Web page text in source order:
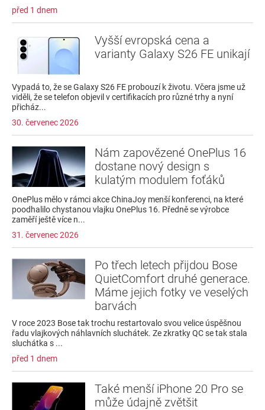
před 1 dnem
Vyšší evropská cena a
varianty Galaxy S26 FE unikají
Vypadá to, že se Galaxy S26 FE probouzí k životu. Včera jsme už
viděli, že se telefon objevil v certifikacích pro různé trhy a nyní
přicház...
30. červenec 2026
Nám zapovězené OnePlus 16
dostane nový design s
kulatým modulem foťáků
OnePlus mělo v rámci akce ChinaJoy menší konferenci, na které
poodhalilo chystanou vlajku OnePlus 16. Předně se výrobce
zaměří ještě více n...
31. červenec 2026
Po třech letech přijdou Bose
QuietComfort druhé generace.
Máme jejich fotky ve veselých
barvách
V roce 2023 Bose tak trochu restartovalo svou velice úspěšnou
řadu vlajkových náhlavních sluchátek. Ze zkratky QC se tak stala
sluchátka s ...
před 1 dnem
Také menší iPhone 20 Pro se
může údajně zvětšit